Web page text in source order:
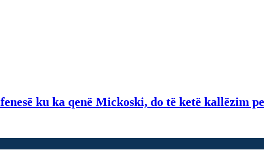
ku ka qenë Mickoski, do të ketë kallëzim